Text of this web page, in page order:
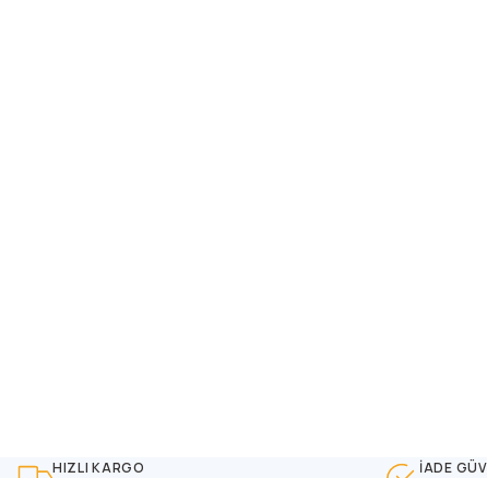
HIZLI KARGO İADE